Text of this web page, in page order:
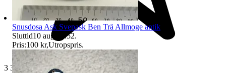
3 323 omdömen
Snusdosa Ask Svepask Ben Trä Allmoge antik
Sluttid10 aug 19:52.
Pris:100 kr,Utropspris.